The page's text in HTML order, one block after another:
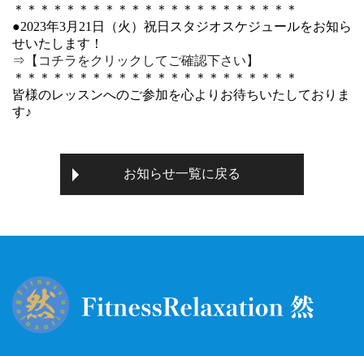
＊＊＊＊＊＊＊＊＊＊＊＊＊＊＊＊＊＊＊＊＊＊
●2023年3月21日（火）祝日スタジオスケジュールをお知ら
せいたします！
⇒【コチラをクリックしてご確認下さい】
＊＊＊＊＊＊＊＊＊＊＊＊＊＊＊＊＊＊＊＊＊＊
皆様のレッスンへのご参加を心よりお待ちいたしておりま
す♪
お知らせ一覧に戻る